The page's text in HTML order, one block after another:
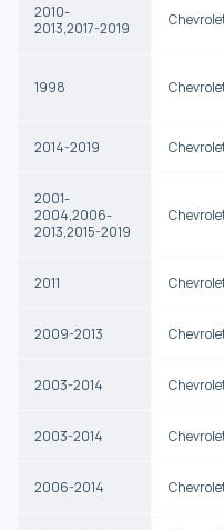
2010-
2013,2017-2019
1998
2014-2019
2001-
2004,2006-
2013,2015-2019
2011
2009-2013
2003-2014
2003-2014
2006-2014